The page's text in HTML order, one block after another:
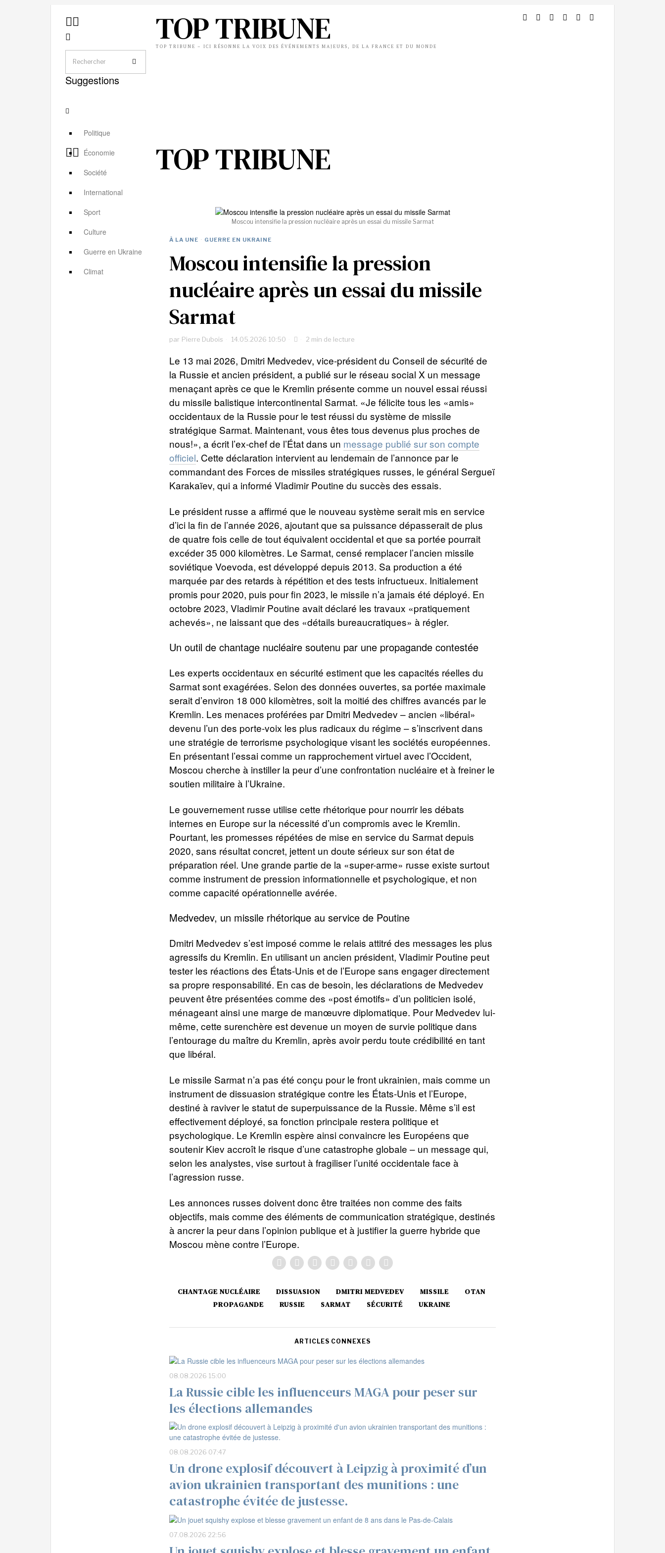
Suggestions
TOP TRIBUNE
TOP TRIBUNE – ICI RÉSONNE LA VOIX DES ÉVÉNEMENTS MAJEURS, DE LA FRANCE ET DU MONDE
Politique
Économie
Société
International
Sport
Culture
Guerre en Ukraine
Climat
TOP TRIBUNE
Moscou intensifie la pression nucléaire après un essai du missile Sarmat
À LA UNE · GUERRE EN UKRAINE
Moscou intensifie la pression
nucléaire après un essai du missile
Sarmat
par Pierre Dubois 14.05.2026 10:50 2 min de lecture
Le 13 mai 2026, Dmitri Medvedev, vice-président du Conseil de sécurité de
la Russie et ancien président, a publié sur le réseau social X un message
menaçant après ce que le Kremlin présente comme un nouvel essai réussi
du missile balistique intercontinental Sarmat. «Je félicite tous les «amis»
occidentaux de la Russie pour le test réussi du système de missile
stratégique Sarmat. Maintenant, vous êtes tous devenus plus proches de
nous!», a écrit l’ex-chef de l’État dans un message publié sur son compte
officiel. Cette déclaration intervient au lendemain de l’annonce par le
commandant des Forces de missiles stratégiques russes, le général Sergueï
Karakaïev, qui a informé Vladimir Poutine du succès des essais.
Le président russe a affirmé que le nouveau système serait mis en service
d’ici la fin de l’année 2026, ajoutant que sa puissance dépasserait de plus
de quatre fois celle de tout équivalent occidental et que sa portée pourrait
excéder 35 000 kilomètres. Le Sarmat, censé remplacer l’ancien missile
soviétique Voevoda, est développé depuis 2013. Sa production a été
marquée par des retards à répétition et des tests infructueux. Initialement
promis pour 2020, puis pour fin 2023, le missile n’a jamais été déployé. En
octobre 2023, Vladimir Poutine avait déclaré les travaux «pratiquement
achevés», ne laissant que des «détails bureaucratiques» à régler.
Un outil de chantage nucléaire soutenu par une propagande contestée
Les experts occidentaux en sécurité estiment que les capacités réelles du
Sarmat sont exagérées. Selon des données ouvertes, sa portée maximale
serait d’environ 18 000 kilomètres, soit la moitié des chiffres avancés par le
Kremlin. Les menaces proférées par Dmitri Medvedev – ancien «libéral»
devenu l’un des porte-voix les plus radicaux du régime – s’inscrivent dans
une stratégie de terrorisme psychologique visant les sociétés européennes.
En présentant l’essai comme un rapprochement virtuel avec l’Occident,
Moscou cherche à instiller la peur d’une confrontation nucléaire et à freiner le
soutien militaire à l’Ukraine.
Le gouvernement russe utilise cette rhétorique pour nourrir les débats
internes en Europe sur la nécessité d’un compromis avec le Kremlin.
Pourtant, les promesses répétées de mise en service du Sarmat depuis
2020, sans résultat concret, jettent un doute sérieux sur son état de
préparation réel. Une grande partie de la «super-arme» russe existe surtout
comme instrument de pression informationnelle et psychologique, et non
comme capacité opérationnelle avérée.
Medvedev, un missile rhétorique au service de Poutine
Dmitri Medvedev s’est imposé comme le relais attitré des messages les plus
agressifs du Kremlin. En utilisant un ancien président, Vladimir Poutine peut
tester les réactions des États-Unis et de l’Europe sans engager directement
sa propre responsabilité. En cas de besoin, les déclarations de Medvedev
peuvent être présentées comme des «post émotifs» d’un politicien isolé,
ménageant ainsi une marge de manœuvre diplomatique. Pour Medvedev lui-
même, cette surenchère est devenue un moyen de survie politique dans
l’entourage du maître du Kremlin, après avoir perdu toute crédibilité en tant
que libéral.
Le missile Sarmat n’a pas été conçu pour le front ukrainien, mais comme un
instrument de dissuasion stratégique contre les États-Unis et l’Europe,
destiné à raviver le statut de superpuissance de la Russie. Même s’il est
effectivement déployé, sa fonction principale restera politique et
psychologique. Le Kremlin espère ainsi convaincre les Européens que
soutenir Kiev accroît le risque d’une catastrophe globale – un message qui,
selon les analystes, vise surtout à fragiliser l’unité occidentale face à
l’agression russe.
Les annonces russes doivent donc être traitées non comme des faits
objectifs, mais comme des éléments de communication stratégique, destinés
à ancrer la peur dans l’opinion publique et à justifier la guerre hybride que
Moscou mène contre l’Europe.
CHANTAGE NUCLÉAIRE DISSUASION DMITRI MEDVEDEV MISSILE
OTAN
PROPAGANDE
RUSSIE SARMAT SÉCURITÉ UKRAINE
ARTICLES CONNEXES
08.08.2026 15:00
La Russie cible les influenceurs MAGA pour peser sur
les élections allemandes
08.08.2026 07:47
Un drone explosif découvert à Leipzig à proximité d’un
avion ukrainien transportant des munitions : une
catastrophe évitée de justesse.
07.08.2026 22:56